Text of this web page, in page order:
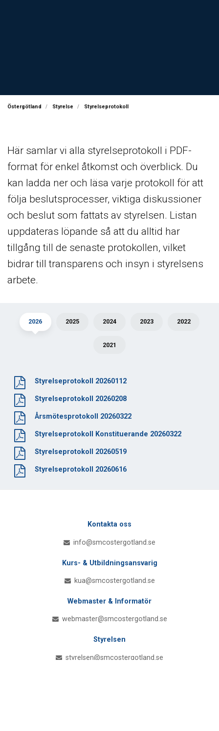
Östergötland Styrelse Styrelseprotokoll
Här samlar vi alla styrelseprotokoll i PDF-
format för enkel åtkomst och överblick. Du
kan ladda ner och läsa varje protokoll för att
följa beslutsprocesser, viktiga diskussioner
och beslut som fattats av styrelsen. Listan
uppdateras löpande så att du alltid har
tillgång till de senaste protokollen, vilket
bidrar till transparens och insyn i styrelsens
arbete.
2026 2025 2024 2023 2022
2021
Styrelseprotokoll 20260112
Styrelseprotokoll 20260208
Årsmötesprotokoll 20260322
Styrelseprotokoll Konstituerande 20260322
Styrelseprotokoll 20260519
Styrelseprotokoll 20260616
Kontakta oss
info@smcostergotland.se
Kurs- & Utbildningsansvarig
kua@smcostergotland.se
Webmaster & Informatör
webmaster@smcostergotland.se
Styrelsen
styrelsen@smcostergotland.se